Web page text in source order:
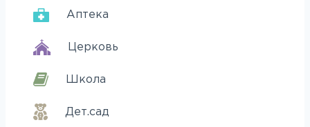
Аптека
Церковь
Школа
Дет.сад